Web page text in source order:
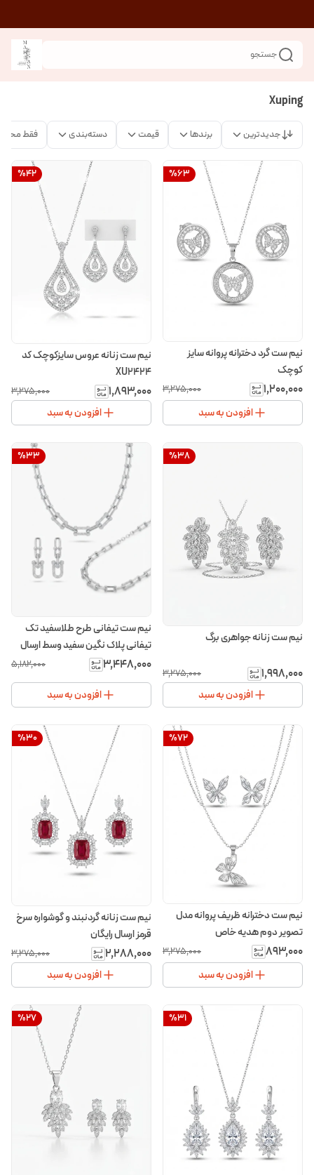
جستجو
Xuping
جدیدترین برندها قیمت دسته‌بندی فقط
%63
نیم ست گرد دخترانه پروانه سایز
کوچک
۱٬۲۰۰٬۰۰۰ ۳٬۲۷۵٬۰۰۰
افزودن به سبد
%42
نیم ست زنانه عروس سایزکوچک کد
XU2424
۱٬۸۹۳٬۰۰۰ ۳٬۲۷۵٬۰۰۰
افزودن به سبد
%38
نیم ست زنانه جواهری برگ
۱٬۹۹۸٬۰۰۰ ۳٬۲۷۵٬۰۰۰
افزودن به سبد
%33
نیم ست تیفانی طرح طلاسفید تک
تیفانی پلاک نگین سفید وسط ارسال
رایگان
۳٬۴۴۸٬۰۰۰ ۵٬۱۸۲٬۰۰۰
افزودن به سبد
%72
نیم ست دخترانه ظریف پروانه مدل
تصویر دوم هدیه خاص
۸۹۳٬۰۰۰ ۳٬۲۷۵٬۰۰۰
افزودن به سبد
%30
نیم ست زنانه گردنبند و گوشواره سرخ
قرمز ارسال رایگان
۲٬۲۸۸٬۰۰۰ ۳٬۲۷۵٬۰۰۰
افزودن به سبد
%31
%27